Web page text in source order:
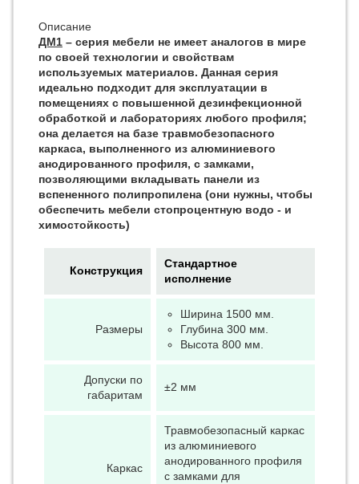
Описание
ДМ1 – серия мебели не имеет аналогов в мире
по своей технологии и свойствам
используемых материалов. Данная серия
идеально подходит для эксплуатации в
помещениях с повышенной дезинфекционной
обработкой и лабораториях любого профиля;
она делается на базе травмобезопасного
каркаса, выполненного из алюминиевого
анодированного профиля, с замками,
позволяющими вкладывать панели из
вспененного полипропилена (они нужны, чтобы
обеспечить мебели стопроцентную водо - и
химостойкость)
Конструкция
Стандартное
исполнение
Размеры
Ширина 1500 мм.
Глубина 300 мм.
Высота 800 мм.
Допуски по
габаритам
±2 мм
Каркас
Травмобезопасный каркас
из алюминиевого
анодированного профиля
с замками для